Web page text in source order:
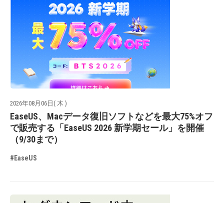
2026年08月06日( 木 )
EaseUS、Macデータ復旧ソフトなどを最大75%オフ
で販売する「EaseUS 2026 新学期セール」を開催
（9/30まで）
#EaseUS